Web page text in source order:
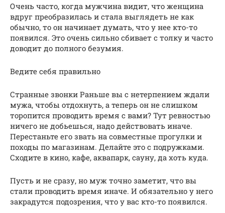
Очень часто, когда мужчина видит, что женщина
вдруг преобразилась и стала выглядеть не как
обычно, то он начинает думать, что у нее кто-то
появился. Это очень сильно сбивает с толку и часто
доводит до полного безумия.
Ведите себя правильно
Странные звонки Раньше вы с нетерпением ждали
мужа, чтобы отдохнуть, а теперь он не слишком
торопится проводить время с вами? Тут ревностью
ничего не добьешься, надо действовать иначе.
Перестаньте его звать на совместные прогулки и
походы по магазинам. Делайте это с подружками.
Сходите в кино, кафе, аквапарк, сауну, да хоть куда.
Пусть и не сразу, но муж точно заметит, что вы
стали проводить время иначе. И обязательно у него
закрадутся подозрения, что у вас кто-то появился.